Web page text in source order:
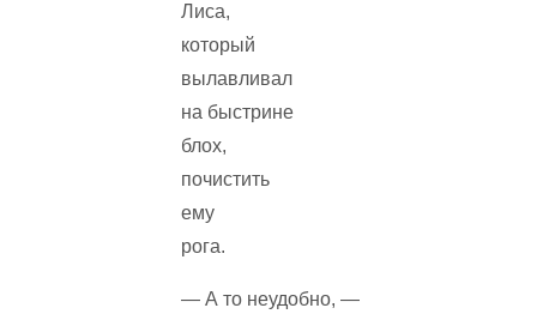
Лиса,
который
вылавливал
на быстрине
блох,
почистить
ему
рога.
— А то неудобно, —